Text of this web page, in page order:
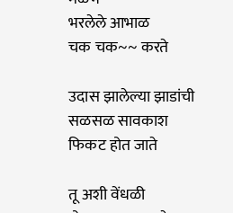
भरलेले आभाळ
चक चक~~ करते
उदास झालेल्या झाडांची
सळसळ सावकाश
फिकट होत जाते
तू अशी वेंधळी